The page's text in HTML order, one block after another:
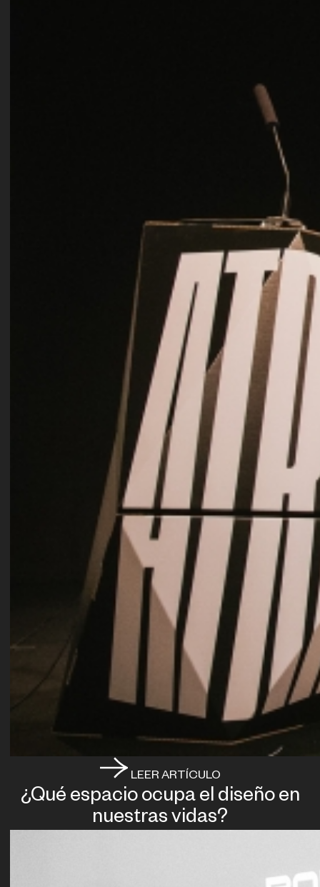
LEER ARTÍCULO
¿Qué espacio ocupa el diseño en
nuestras vidas?